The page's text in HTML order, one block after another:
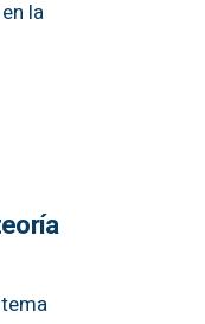
la